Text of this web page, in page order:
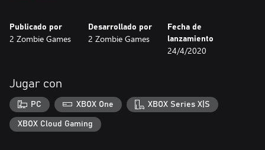
desentierra… En definitiva, soluciona una amplia variedad de
pruebas y rompecabezas. ¡Busca mapas del tesoro para
convertirte en el hombre más rico del campamento!
+ Habilidades y superpoderes: mejora los atributos del personaje
y explora nuevas habilidades. ¡Conviértete en una máquina de
matar invencible y transforma en polvo a tus enemigos!
+ Armas, armaduras y objetos: busca, crea y mejora tu arma y
armadura. Prepara pociones o construye bombas. Coge una pala
Publicado por
2 Zombie Games
Desarrollado por
2 Zombie Games
Fecha de
lanzamiento
24/4/2020
Jugar con
PC XBOX One XBOX Series X|S
XBOX Cloud Gaming